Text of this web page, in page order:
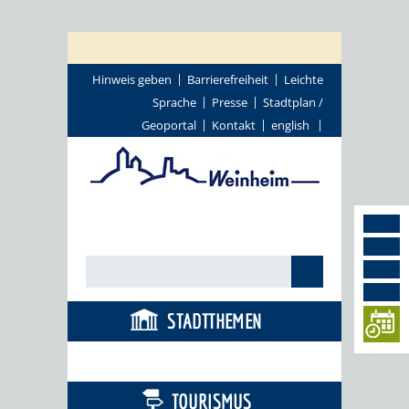
Hinweis geben Barrierefreiheit
Leichte
Sprache
Presse
Stadtplan /
Geoportal
Kontakt english
STADTTHEMEN
TOURISMUS